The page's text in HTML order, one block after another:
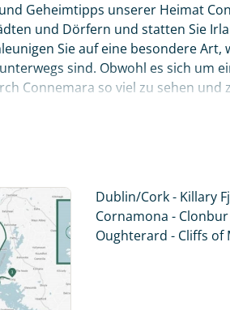
Geheimtipps unserer Heimat
und Dörfern und statten Sie
Sie auf eine besondere
sind. Obwohl es sich um
Connemara so viel zu sehen und
für Sie ausgewählt - durch
der berühmtesten und
Dublin/Cork - Killary
Cornamona -
Oughterard - Cliffs of
Anfrage
Dank für Ihre Kontaktaufnahme!
die Verfügbarkeit und
Daten